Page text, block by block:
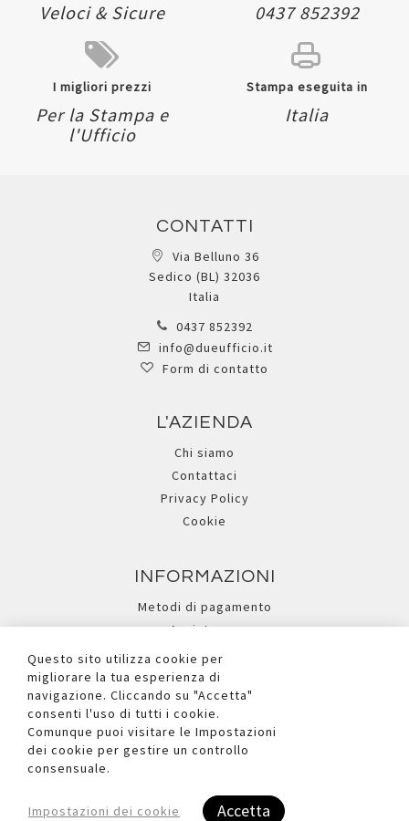
Veloci & Sicure 0437 852392
I migliori prezzi
Per la Stampa e
l'Ufficio
Stampa eseguita in
Italia
CONTATTI
Via Belluno 36
Sedico (BL) 32036
Italia
0437 852392
info@dueufficio.it
Form di contatto
L'AZIENDA
Chi siamo
Contattaci
Privacy Policy
Cookie
INFORMAZIONI
Metodi di pagamento
Assistenza
Ricerca avanzata
I NOSTRI SOCIAL
Questo sito utilizza cookie per
migliorare la tua esperienza di
navigazione. Cliccando su "Accetta"
consenti l'uso di tutti i cookie.
Comunque puoi visitare le Impostazioni
dei cookie per gestire un controllo
consensuale.
Impostazioni dei cookie Accetta
Copyright © 2026 Due Ufficio S.r.l. - P.iva e C.F. Reg.Imp. BL n°